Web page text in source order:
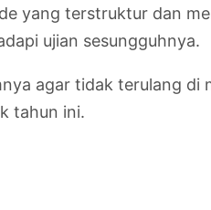
yang terstruktur dan
ujian sesungguhnya.
agar tidak terulang di
tahun ini.